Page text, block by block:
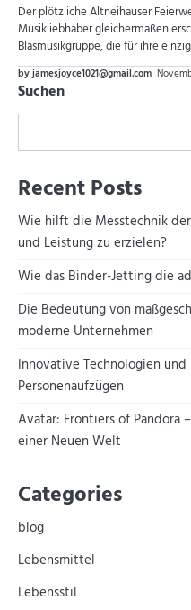
Der plötzliche Altneihauser
Musikliebhaber gleichermaßen
Blasmusikgruppe, die für ihre
by jamesjoyce1021@gmail.com
Suchen
Recent Posts
Wie hilft die Messtechnik
und Leistung zu erzielen?
Wie das Binder-Jetting die
Die Bedeutung von
moderne Unternehmen
Innovative Technologien
Personenaufzügen
Avatar: Frontiers of Pandora
einer Neuen Welt
Categories
blog
Lebensmittel
Lebensstil